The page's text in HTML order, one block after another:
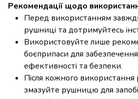
Рекомендації щодо
Перед використанням
рушниці та дотримуйтесь
Використовуйте лише
боєприпаси для
ефективності та безпеки.
Після кожного використання
змазуйте рушницю для